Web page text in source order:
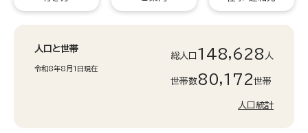
人口と世帯
令和8年8月1日現在
総人口 148,628 人
世帯数80,172世帯
人口統計